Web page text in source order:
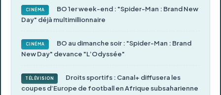
CINÉMA
BO 1er week-end : "Spider-Man : Brand New
Day" déjà multimillionnaire
CINÉMA
BO au dimanche soir : "Spider-Man : Brand
New Day" devance "L’Odyssée"
TÉLÉVISION
Droits sportifs : Canal+ diffusera les
coupes d’Europe de football en Afrique subsaharienne